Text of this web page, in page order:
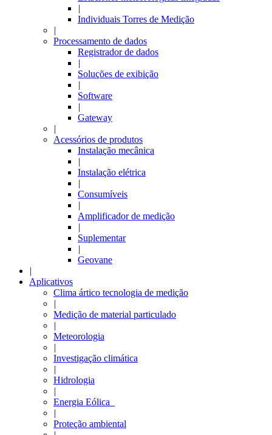
|
Individuais Torres de Medição
|
Processamento de dados
Registrador de dados
|
Soluções de exibição
|
Software
|
Gateway
|
Acessórios de produtos
Instalação mecânica
|
Instalação elétrica
|
Consumíveis
|
Amplificador de medição
|
Suplementar
|
Geovane
|
Aplicativos
Clima ártico tecnologia de medição
|
Medição de material particulado
|
Meteorologia
|
Investigação climática
|
Hidrologia
|
Energia Eólica
|
Proteção ambiental